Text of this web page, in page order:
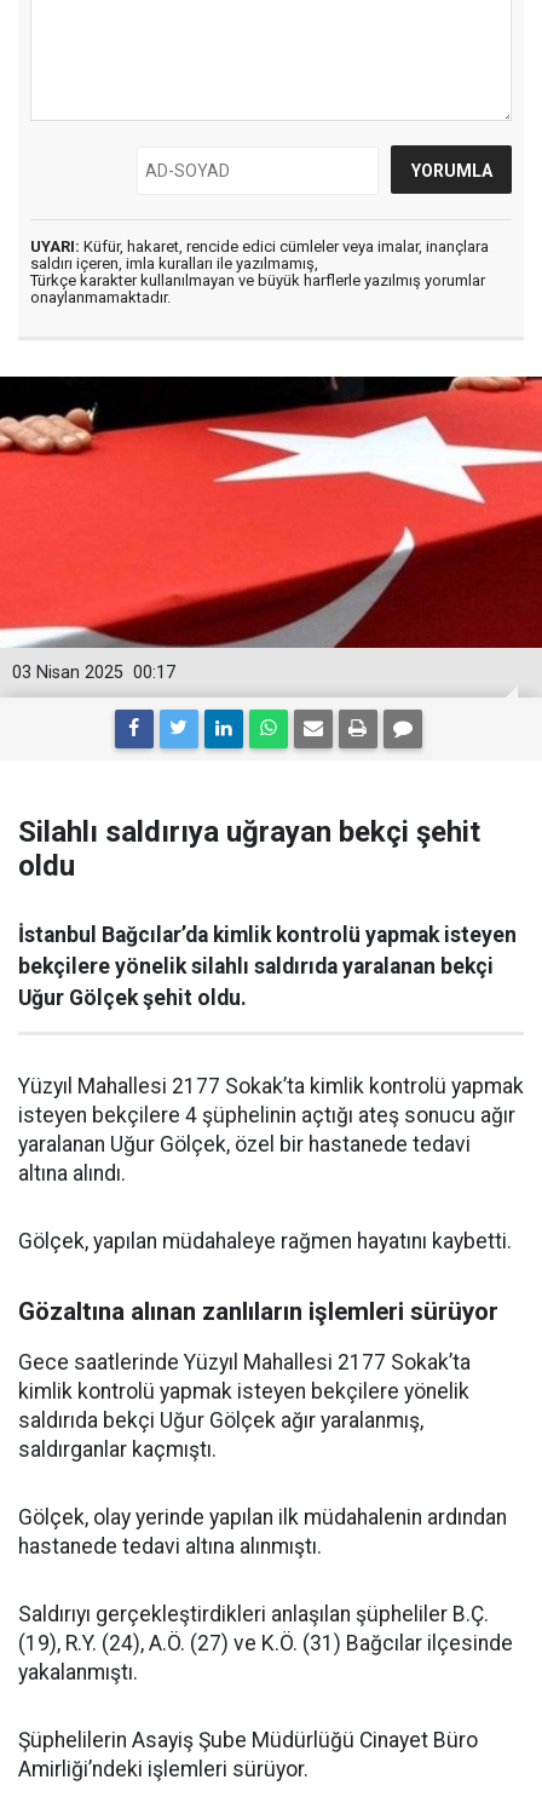
UYARI: Küfür, hakaret, rencide edici cümleler veya imalar, inançlara
saldırı içeren, imla kuralları ile yazılmamış,
Türkçe karakter kullanılmayan ve büyük harflerle yazılmış yorumlar
onaylanmamaktadır.
00:17
03 Nisan 2025
Silahlı saldırıya uğrayan bekçi şehit
oldu
İstanbul Bağcılar’da kimlik kontrolü yapmak isteyen
bekçilere yönelik silahlı saldırıda yaralanan bekçi
Uğur Gölçek şehit oldu.
Yüzyıl Mahallesi 2177 Sokak’ta kimlik kontrolü yapmak
isteyen bekçilere 4 şüphelinin açtığı ateş sonucu ağır
yaralanan Uğur Gölçek, özel bir hastanede tedavi
altına alındı.
Gölçek, yapılan müdahaleye rağmen hayatını kaybetti.
Gözaltına alınan zanlıların işlemleri sürüyor
Gece saatlerinde Yüzyıl Mahallesi 2177 Sokak’ta
kimlik kontrolü yapmak isteyen bekçilere yönelik
saldırıda bekçi Uğur Gölçek ağır yaralanmış,
saldırganlar kaçmıştı.
Gölçek, olay yerinde yapılan ilk müdahalenin ardından
hastanede tedavi altına alınmıştı.
Saldırıyı gerçekleştirdikleri anlaşılan şüpheliler B.Ç.
(19), R.Y. (24), A.Ö. (27) ve K.Ö. (31) Bağcılar ilçesinde
yakalanmıştı.
Şüphelilerin Asayiş Şube Müdürlüğü Cinayet Büro
Amirliği’ndeki işlemleri sürüyor.